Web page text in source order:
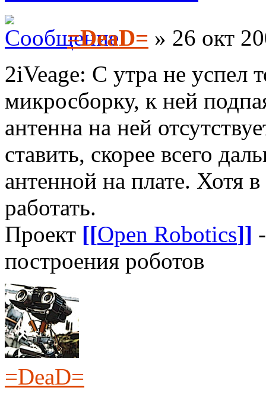
=DeaD= » 26 окт
2iVeage: С утра не успел
микросборку, к ней
антенна на ней
ставить, скорее всего
антенной на плате. Хотя
работать.
Проект [[Open Robotics]]
построения роботов
=DeaD=